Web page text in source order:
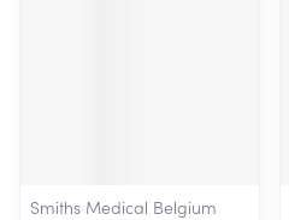
Smiths Medical Belgium